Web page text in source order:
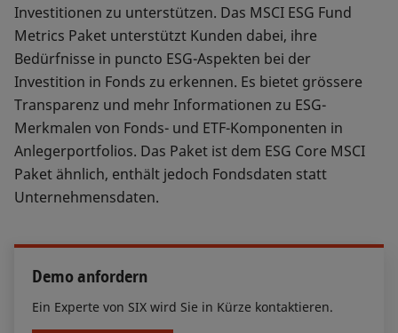
Investitionen zu unterstützen. Das MSCI ESG Fund
Metrics Paket unterstützt Kunden dabei, ihre
Bedürfnisse in puncto ESG-Aspekten bei der
Investition in Fonds zu erkennen. Es bietet grössere
Transparenz und mehr Informationen zu ESG-
Merkmalen von Fonds- und ETF-Komponenten in
Anlegerportfolios. Das Paket ist dem ESG Core MSCI
Paket ähnlich, enthält jedoch Fondsdaten statt
Unternehmensdaten.
Demo anfordern
Ein Experte von SIX wird Sie in Kürze kontaktieren.